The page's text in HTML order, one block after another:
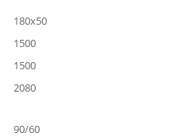
180х50
1500
1500
2080
90/60